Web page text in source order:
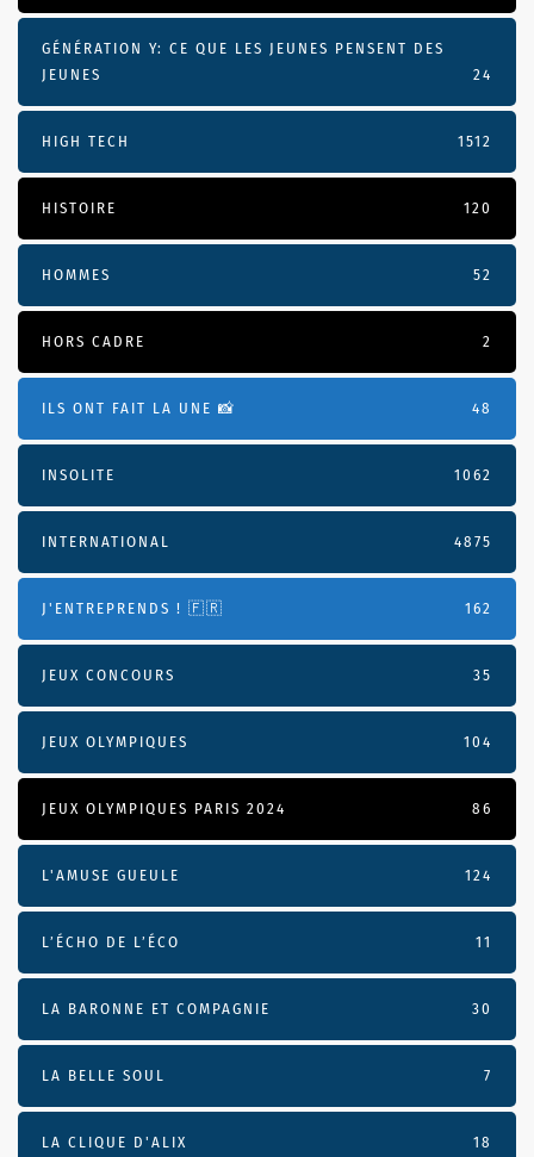
GÉNÉRATION Y: CE QUE LES JEUNES PENSENT DES
JEUNES
24
HIGH TECH 1512
HISTOIRE 120
HOMMES 52
HORS CADRE 2
ILS ONT FAIT LA UNE 📸 48
INSOLITE 1062
INTERNATIONAL 4875
J'ENTREPRENDS ! 🇫🇷 162
JEUX CONCOURS 35
JEUX OLYMPIQUES 104
JEUX OLYMPIQUES PARIS 2024 86
L'AMUSE GUEULE 124
L’ÉCHO DE L’ÉCO 11
LA BARONNE ET COMPAGNIE 30
LA BELLE SOUL 7
LA CLIQUE D'ALIX 18